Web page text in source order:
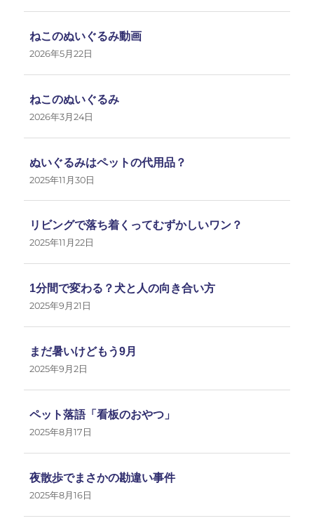
ねこのぬいぐるみ動画
2026年5月22日
ねこのぬいぐるみ
2026年3月24日
ぬいぐるみはペットの代用品？
2025年11月30日
リビングで落ち着くってむずかしいワン？
2025年11月22日
1分間で変わる？犬と人の向き合い方
2025年9月21日
まだ暑いけどもう9月
2025年9月2日
ペット落語「看板のおやつ」
2025年8月17日
夜散歩でまさかの勘違い事件
2025年8月16日